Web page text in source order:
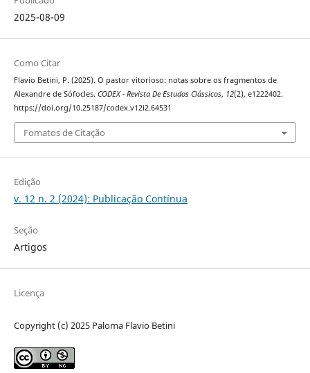
2025-08-09
Como Citar
Flavio Betini, P. (2025). O pastor vitorioso: notas sobre os fragmentos de
Alexandre de Sófocles. CODEX - Revista De Estudos Clássicos, 12(2), e1222402.
https://doi.org/10.25187/codex.v12i2.64531
Fomatos de Citação
Edição
v. 12 n. 2 (2024): Publicação Contínua
Seção
Artigos
Licença
Copyright (c) 2025 Paloma Flavio Betini